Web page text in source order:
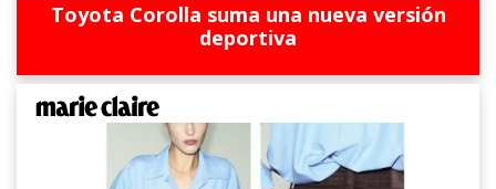
Toyota Corolla suma una nueva versión
deportiva